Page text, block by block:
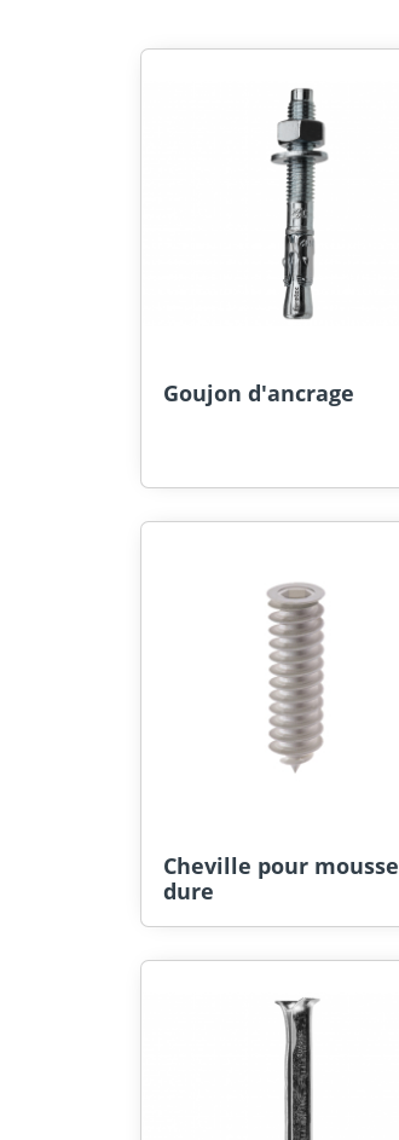
Goujon d'ancrage
Cheville pour mousse
dure